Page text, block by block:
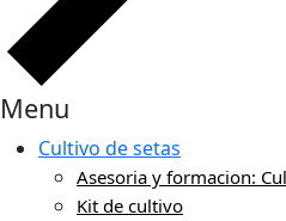
Menu
Cultivo de setas
Asesoria y formacion:
Kit de cultivo